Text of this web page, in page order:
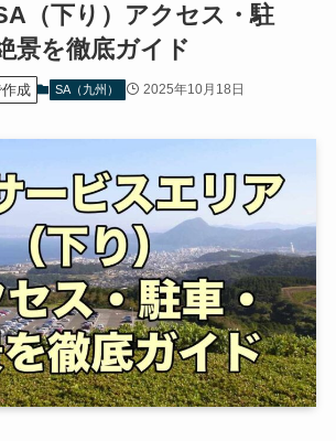
（下り）アクセス・駐
景を徹底ガイド
成 SA（九州） 2025年10月18日